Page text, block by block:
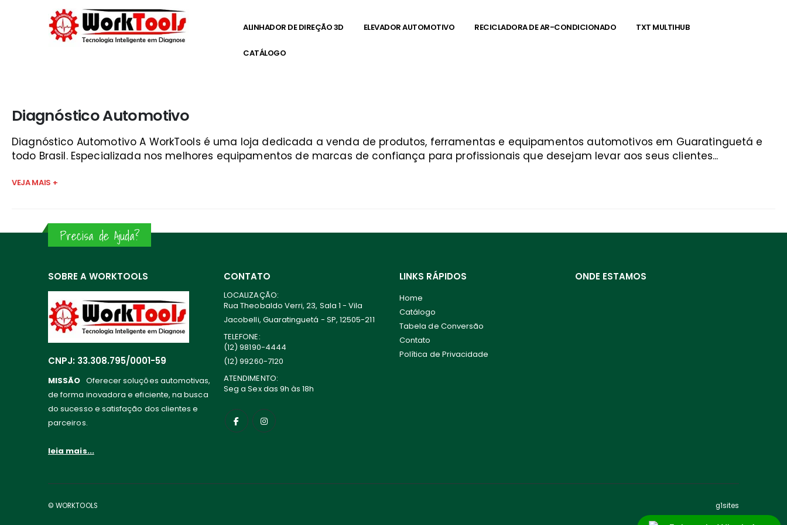
ALINHADOR DE DIREÇÃO 3D ELEVADOR AUTOMOTIVO RECICLADORA DE AR-CONDICIONADO TXT MULTIHUB
CATÁLOGO
Diagnóstico Automotivo
Diagnóstico Automotivo A WorkTools é uma loja dedicada a venda de produtos, ferramentas e equipamentos automotivos em Guaratinguetá e
todo Brasil. Especializada nos melhores equipamentos de marcas de confiança para profissionais que desejam levar aos seus clientes...
VEJA MAIS +
Precisa de Ajuda?
SOBRE A WORKTOOLS
CNPJ: 33.308.795/0001-59
MISSÃO Oferecer soluções automotivas,
de forma inovadora e eficiente, na busca
do sucesso e satisfação dos clientes e
parceiros.
leia mais...
CONTATO
LOCALIZAÇÃO:
Rua Theobaldo Verri, 23, Sala 1 - Vila
Jacobelli, Guaratinguetá - SP, 12505-211
TELEFONE:
(12) 98190-4444
(12) 99260-7120
ATENDIMENTO:
Seg a Sex das 9h às 18h
LINKS RÁPIDOS
Home
Catálogo
Tabela de Conversão
Contato
Política de Privacidade
ONDE ESTAMOS
© WORKTOOLS g1sites